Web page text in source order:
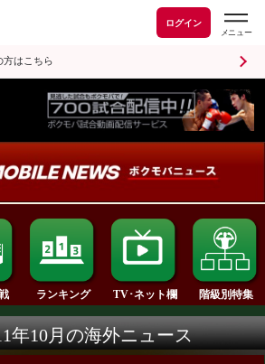
ログイン
方はこちら
目戦 ランキング TV･ネット欄